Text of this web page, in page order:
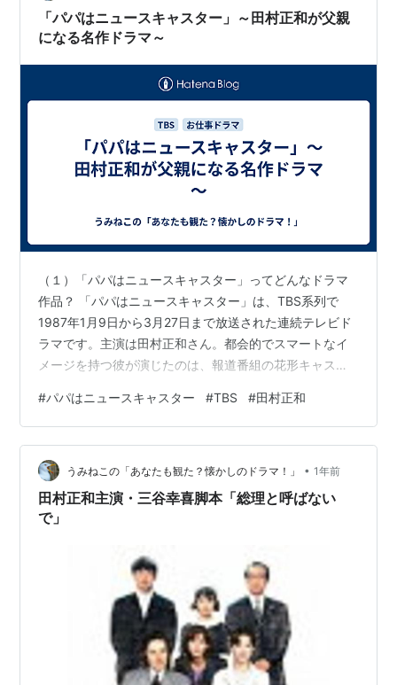
水産会社協力とあって、働く人たちの姿や生々しい映像
は普段目にすることも出来ないので食い入る…
「パパはニュースキャスター」～田村正和が父親
になる名作ドラマ～
（１）「パパはニュースキャスター」ってどんなドラマ
作品？ 「パパはニュースキャスター」は、TBS系列で
1987年1月9日から3月27日まで放送された連続テレビド
ラマです。主演は田村正和さん。都会的でスマートなイ
メージを持つ彼が演じたのは、報道番組の花形キャスタ
の父親”になり、娘たちに振り回されていく、というコメ
ディ要素たっぷりのホームドラマです。 この作品の大き
な魅力は、何と言ってもその設定のユニークさと、田村
正和さんの絶妙な演技力です。クールで女性にモテモテ
のキャスターが、突如として父親役を強いられるギャッ
プが笑いを誘い、そこにしっかりとし…
#パパはニュースキャスター #TBS #田村正和
うみねこの「あなたも観た？懐かしのドラマ！」 • 1年前
田村正和主演・三谷幸喜脚本「総理と呼ばない
で」